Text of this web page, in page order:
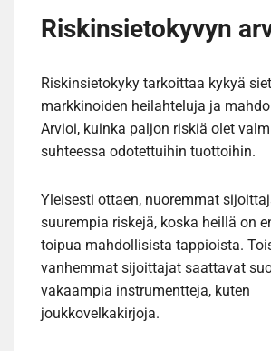
Riskinsietokyvyn
Riskinsietokyky tarkoittaa kykyä
markkinoiden heilahteluja ja
Arvioi, kuinka paljon riskiä olet
suhteessa odotettuihin tuottoihin.
Yleisesti ottaen, nuoremmat
suurempia riskejä, koska heillä on
toipua mahdollisista tappioista.
vanhemmat sijoittajat saattavat
vakaampia instrumentteja, kuten
joukkovelkakirjoja.